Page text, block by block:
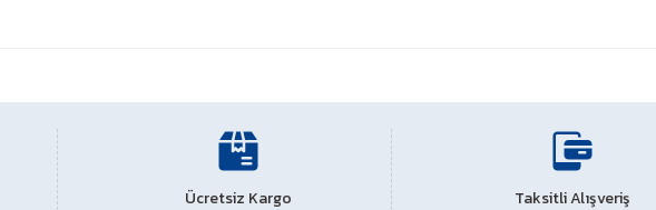
Ücretsiz Kargo Taksitli Alışveriş